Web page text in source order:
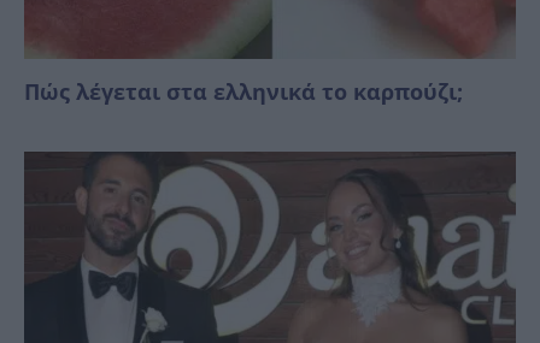
Πώς λέγεται στα ελληνικά το καρπούζι;